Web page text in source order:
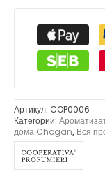
Артикул: COP0006
Категории:
дома Chogan, Вся